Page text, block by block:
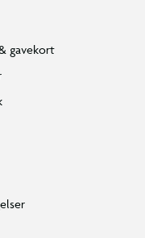
gavekort